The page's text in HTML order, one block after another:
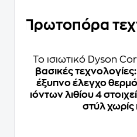
Πρωτοπόρα
Το ισιωτικό Dyson
βασικές
έξυπνο έλεγχο
ιόντων λιθίου 4
στύλ